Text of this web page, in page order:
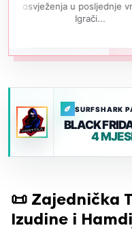
u posljednje vrijeme.
SURFSHARK
BLACK
4
📜 Zajednička
Izudine i